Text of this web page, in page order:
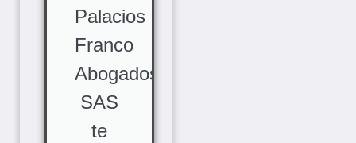
Palacios
Franco
Abogados
SAS
te